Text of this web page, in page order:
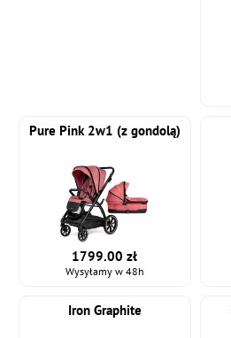
Pure Pink 2w1 (z gondolą)
1799.00 zł
Wysyłamy w 48h
Iron Graphite